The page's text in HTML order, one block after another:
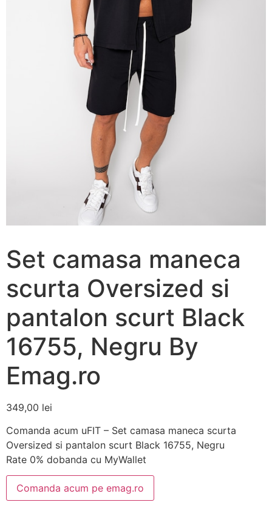
Set camasa maneca
scurta Oversized si
pantalon scurt Black
16755, Negru By
Emag.ro
349,00 lei
Comanda acum uFIT – Set camasa maneca scurta
Oversized si pantalon scurt Black 16755, Negru
Rate 0% dobanda cu MyWallet
Comanda acum pe emag.ro